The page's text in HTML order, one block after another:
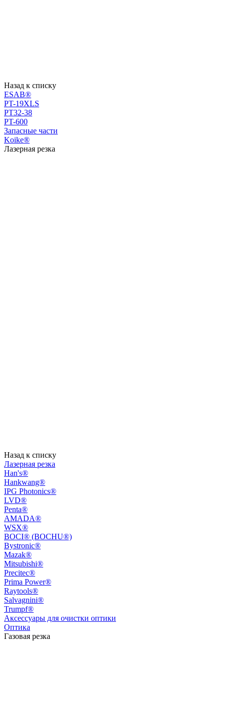
Назад к списку
ESAB®
PT-19XLS
PT32-38
PT-600
Запасные части
Koike®
Лазерная резка
Назад к списку
Лазерная резка
Han's®
Hankwang®
IPG Photonics®
LVD®
Penta®
AMADA®
WSX®
BOCI® (BOCHU®)
Bystronic®
Mazak®
Mitsubishi®
Precitec®
Prima Power®
Raytools®
Salvagnini®
Trumpf®
Аксессуары для очистки оптики
Оптика
Газовая резка